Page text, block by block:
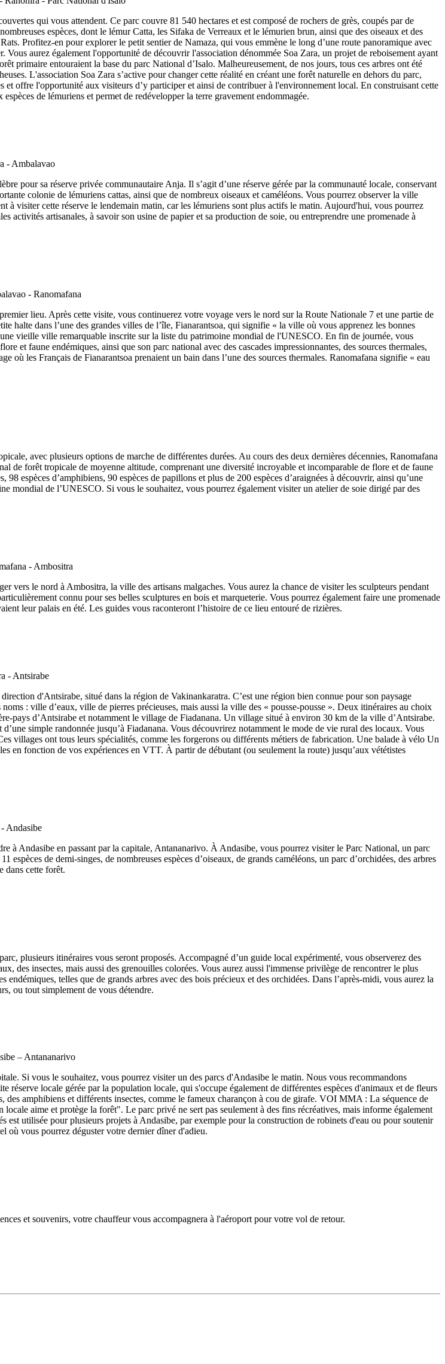
qui vous attendent. Ce parc couvre 81 540 hectares et est composé de rochers de grès, coupés par de
espèces, dont le lémur Catta, les Sifaka de Verreaux et le lémurien brun, ainsi que des oiseaux et des
Profitez-en pour explorer le petit sentier de Namaza, qui vous emmène le long d’une route panoramique avec
aurez également l'opportunité de découvrir l'association dénommée Soa Zara, un projet de reboisement ayant
primaire entouraient la base du parc National d’Isalo. Malheureusement, de nos jours, tous ces arbres ont été
L'association Soa Zara s’active pour changer cette réalité en créant une forêt naturelle en dehors du parc,
et offre l'opportunité aux visiteurs d’y participer et ainsi de contribuer à l'environnement local. En construisant cette
de lémuriens et permet de redévelopper la terre gravement endommagée.
pour sa réserve privée communautaire Anja. Il s’agit d’une réserve gérée par la communauté locale, conservant
colonie de lémuriens cattas, ainsi que de nombreux oiseaux et caméléons. Vous pourrez observer la ville
visiter cette réserve le lendemain matin, car les lémuriens sont plus actifs le matin. Aujourd'hui, vous pourrez
activités artisanales, à savoir son usine de papier et sa production de soie, ou entreprendre une promenade à
lieu. Après cette visite, vous continuerez votre voyage vers le nord sur la Route Nationale 7 et une partie de
halte dans l’une des grandes villes de l’île, Fianarantsoa, qui signifie « la ville où vous apprenez les bonnes
vieille ville remarquable inscrite sur la liste du patrimoine mondial de l'UNESCO. En fin de journée, vous
et faune endémiques, ainsi que son parc national avec des cascades impressionnantes, des sources thermales,
où les Français de Fianarantsoa prenaient un bain dans l’une des sources thermales. Ranomafana signifie « eau
avec plusieurs options de marche de différentes durées. Au cours des deux dernières décennies, Ranomafana
de forêt tropicale de moyenne altitude, comprenant une diversité incroyable et incomparable de flore et de faune
espèces d’amphibiens, 90 espèces de papillons et plus de 200 espèces d’araignées à découvrir, ainsi qu’une
mondial de l’UNESCO. Si vous le souhaitez, vous pourrez également visiter un atelier de soie dirigé par des
le nord à Ambositra, la ville des artisans malgaches. Vous aurez la chance de visiter les sculpteurs pendant
connu pour ses belles sculptures en bois et marqueterie. Vous pourrez également faire une promenade
leur palais en été. Les guides vous raconteront l’histoire de ce lieu entouré de rizières.
d'Antsirabe, situé dans la région de Vakinankaratra. C’est une région bien connue pour son paysage
: ville d’eaux, ville de pierres précieuses, mais aussi la ville des « pousse-pousse ». Deux itinéraires au choix
pays d’Antsirabe et notamment le village de Fiadanana. Un village situé à environ 30 km de la ville d’Antsirabe.
simple randonnée jusqu’à Fiadanana. Vous découvrirez notamment le mode de vie rural des locaux. Vous
villages ont tous leurs spécialités, comme les forgerons ou différents métiers de fabrication. Une balade à vélo Un
en fonction de vos expériences en VTT. À partir de débutant (ou seulement la route) jusqu’aux vététistes
à Andasibe en passant par la capitale, Antananarivo. À Andasibe, vous pourrez visiter le Parc National, un parc
de demi-singes, de nombreuses espèces d’oiseaux, de grands caméléons, un parc d’orchidées, des arbres
dans cette forêt.
plusieurs itinéraires vous seront proposés. Accompagné d’un guide local expérimenté, vous observerez des
des insectes, mais aussi des grenouilles colorées. Vous aurez aussi l'immense privilège de rencontrer le plus
telles que de grands arbres avec des bois précieux et des orchidées. Dans l’après-midi, vous aurez la
ou tout simplement de vous détendre.
Si vous le souhaitez, vous pourrez visiter un des parcs d'Andasibe le matin. Nous vous recommandons
locale gérée par la population locale, qui s'occupe également de différentes espèces d'animaux et de fleurs
amphibiens et différents insectes, comme le fameux charançon à cou de girafe. VOI MMA : La séquence de
aime et protège la forêt". Le parc privé ne sert pas seulement à des fins récréatives, mais informe également
est utilisée pour plusieurs projets à Andasibe, par exemple pour la construction de robinets d'eau ou pour soutenir
où vous pourrez déguster votre dernier dîner d'adieu.
et souvenirs, votre chauffeur vous accompagnera à l'aéroport pour votre vol de retour.